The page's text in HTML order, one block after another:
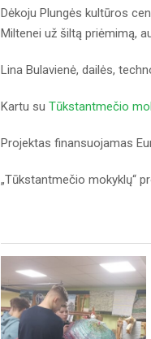
Dėkoju Plungės kultūros
Miltenei už šiltą priėmimą,
Lina Bulavienė, dailės,
Kartu su Tūkstantmečio
Projektas finansuojamas
„Tūkstantmečio mokyklų“